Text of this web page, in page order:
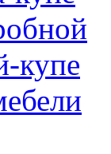
купе